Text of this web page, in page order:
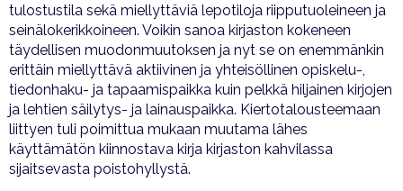
tulostustila sekä miellyttäviä lepotiloja riipputuoleineen ja
seinälokerikkoineen. Voikin sanoa kirjaston kokeneen
täydellisen muodonmuutoksen ja nyt se on enemmänkin
erittäin miellyttävä aktiivinen ja yhteisöllinen opiskelu-,
tiedonhaku- ja tapaamispaikka kuin pelkkä hiljainen kirjojen
ja lehtien säilytys- ja lainauspaikka. Kiertotalousteemaan
liittyen tuli poimittua mukaan muutama lähes
käyttämätön kiinnostava kirja kirjaston kahvilassa
sijaitsevasta poistohyllystä.